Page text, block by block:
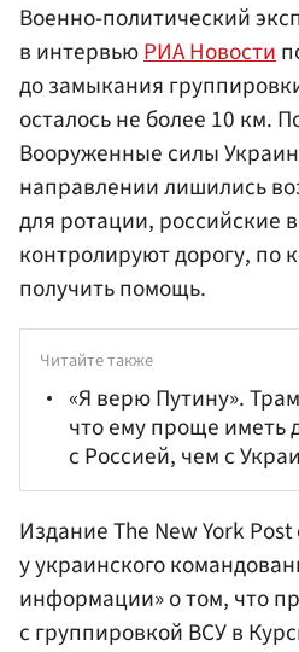
Военно-политический
в интервьюРИА Новости
до замыкания
осталось не более 10 км.
Вооруженные силы
направлении лишились
для ротации, российские
контролируют дорогу, по
получить помощь.
Читайте также
«Я верю Путину».
что ему проще иметь
с Россией, чем с
Издание The New York
у украинского
информации» о том, что
с группировкой ВСУ в